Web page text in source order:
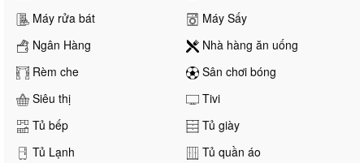
Máy rửa bát
Máy Sấy
Ngân Hàng
Nhà hàng ăn uống
Rèm che
Sân chơi bóng
Siêu thị
Tivi
Tủ bếp
Tủ giày
Tủ Lạnh
Tủ quần áo